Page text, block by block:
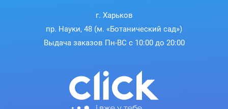
г. Харьков
пр. Науки, 48 (м. «Ботанический сад»)
Выдача заказов Пн-ВС с 10:00 до 20:00